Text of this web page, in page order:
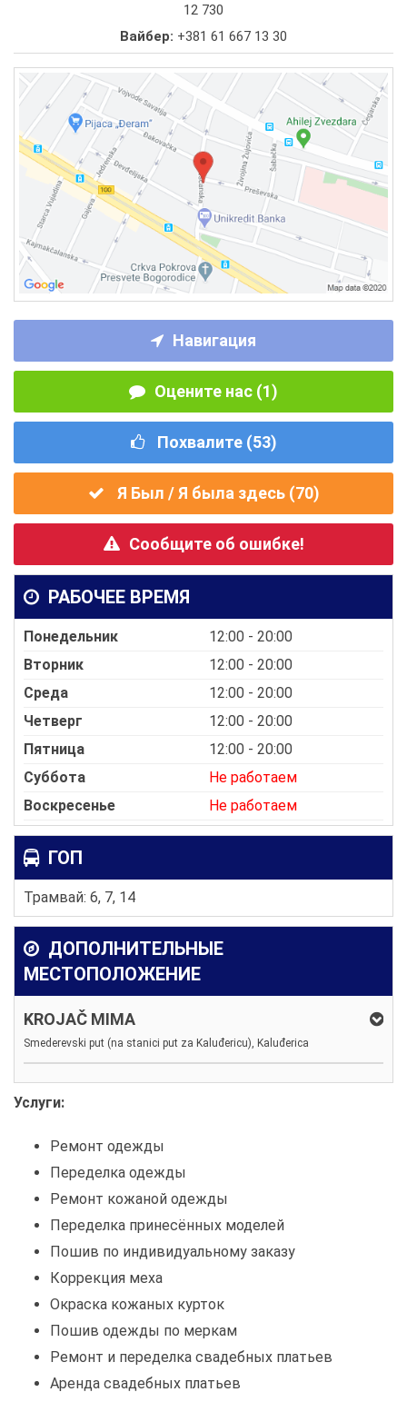
12 730
Вайбер: +381 61 667 13 30
Навигация
Оцените нас (1)
Похвалите (53)
Я Был / Я была здесь (70)
Сообщите об ошибке!
РАБОЧЕЕ ВРЕМЯ
Понедельник
12:00 - 20:00
Вторник
12:00 - 20:00
Среда
12:00 - 20:00
Четверг
12:00 - 20:00
Пятница
12:00 - 20:00
Суббота
Не работаем
Воскресенье
Не работаем
ГОП
Трамвай: 6, 7, 14
ДОПОЛНИТЕЛЬНЫЕ
МЕСТОПОЛОЖЕНИЕ
KROJAČ MIMA
Smederevski put (na stanici put za Kaluđericu), Kaluđerica
Услуги:
Ремонт одежды
Переделка одежды
Ремонт кожаной одежды
Переделка принесённых моделей
Пошив по индивидуальному заказу
Коррекция меха
Окраска кожаных курток
Пошив одежды по меркам
Ремонт и переделка свадебных платьев
Аренда свадебных платьев